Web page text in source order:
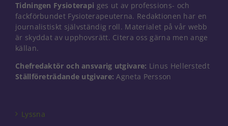
Tidningen Fysioterapi ges ut av professions- och
fackförbundet Fysioterapeuterna. Redaktionen har en
journalistiskt självständig roll. Materialet på vår webb
är skyddat av upphovsrätt. Citera oss gärna men ange
källan.
Chefredaktör och ansvarig utgivare: Linus Hellerstedt
Ställföreträdande utgivare: Agneta Persson
Lyssna
Nödvändiga